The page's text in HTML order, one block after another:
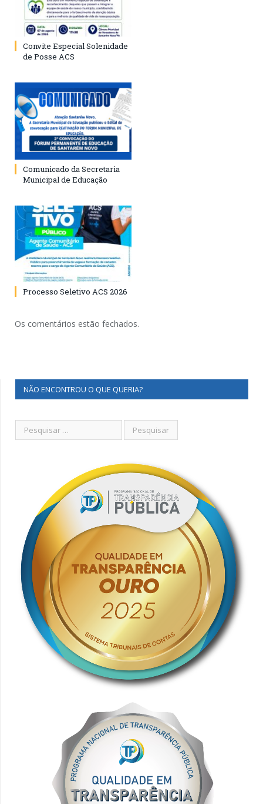
Convite Especial Solenidade
de Posse ACS
Comunicado da Secretaria
Municipal de Educação
Processo Seletivo ACS 2026
Os comentários estão fechados.
NÃO ENCONTROU O QUE QUERIA?